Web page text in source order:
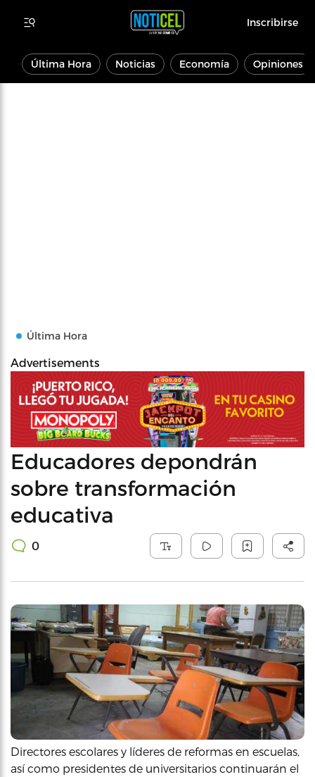
Inscribirse
Última Hora Noticias Economía Opiniones
Última Hora
Advertisements
Educadores depondrán
sobre transformación
educativa
0
Directores escolares y líderes de reformas en escuelas,
así como presidentes de universitarios continuarán el